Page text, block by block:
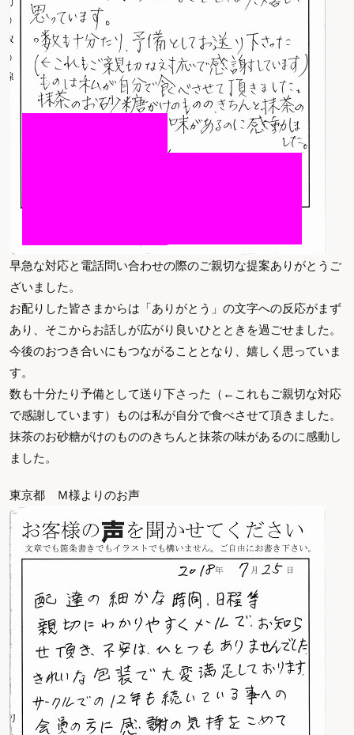
早急な対応と電話問い合わせの際のご親切な提案ありがとうご
ざいました。
お配りした皆さまからは「ありがとう」の文字への反応がまず
あり、そこからお話しが広がり良いひとときを過ごせました。
今後のおつき合いにもつながることとなり、嬉しく思っていま
す。
数も十分たり予備として送り下さった（←これもご親切な対応
で感謝しています）ものは私が自分で食べさせて頂きました。
抹茶のお砂糖がけのもののきちんと抹茶の味があるのに感動し
ました。
東京都 Ｍ様よりのお声